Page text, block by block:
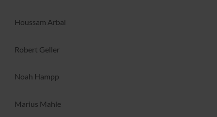
Houssam Arbai
Robert Geller
Noah Hampp
Marius Mahle